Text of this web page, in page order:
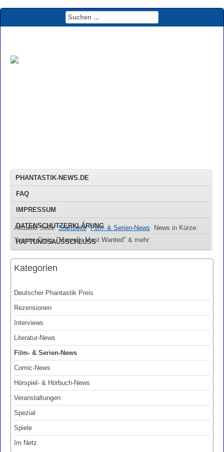
PHANTASTIK-NEWS.DE
FAQ
IMPRESSUM
DATENSCHUTZERKLÄRUNG
HAFTUNGSAUSSCHLUSS
Aktuelle Seite:Startseite Film- & Serien-News
News in Kürze:
Yvonne Craig, "Marvel's Most Wanted" & mehr
Kategorien
Deutscher Phantastik Preis
Rezensionen
Interviews
Literatur-News
Film- & Serien-News
Comic-News
Hörspiel- & Hörbuch-News
Veranstaltungen
Spezial
Spiele
Im Netz